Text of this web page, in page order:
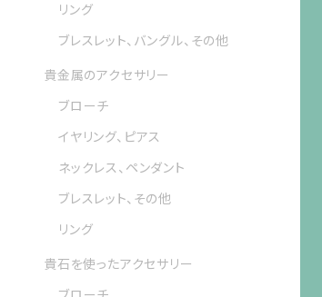
リング
ブレスレット、バングル、その他
貴金属のアクセサリー
ブローチ
イヤリング、ピアス
ネックレス、ペンダント
ブレスレット、その他
リング
貴石を使ったアクセサリー